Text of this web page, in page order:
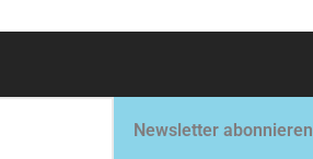
Newsletter abonnieren